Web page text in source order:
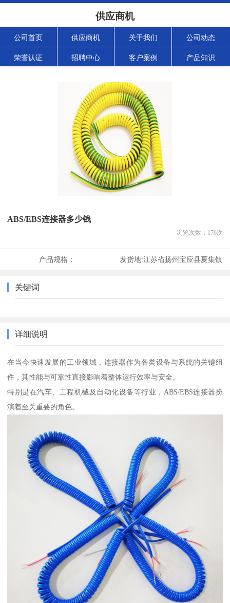
供应商机
公司首页 供应商机 关于我们 公司动态
荣誉认证 招聘中心 客户案例 产品知识
ABS/EBS连接器多少钱
浏览次数： 176次
产品规格： 发货地:江苏省扬州宝应县夏集镇
关键词
详细说明
在当今快速发展的工业领域，连接器作为各类设备与系统的关键组
件，其性能与可靠性直接影响着整体运行效率与安全。
特别是在汽车、工程机械及自动化设备等行业，ABS/EBS连接器扮
演着至关重要的角色。